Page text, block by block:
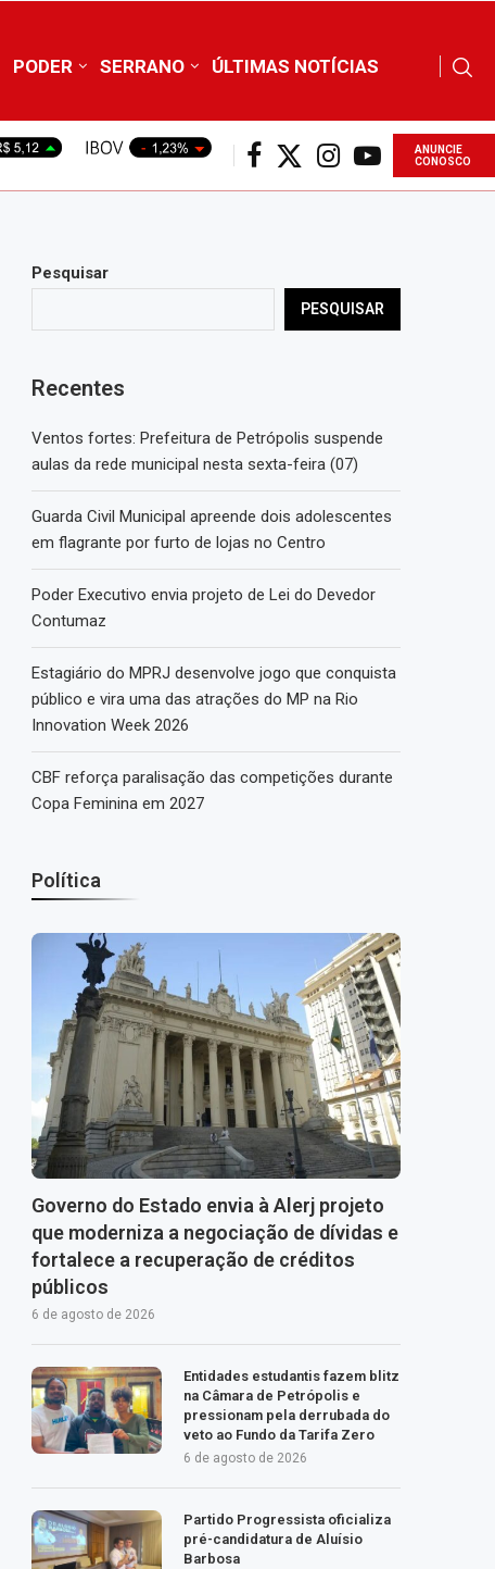
PODER SERRANO ÚLTIMAS NOTÍCIAS
ANUNCIE
CONOSCO
Pesquisar
PESQUISAR
Recentes
Ventos fortes: Prefeitura de Petrópolis suspende
aulas da rede municipal nesta sexta-feira (07)
Guarda Civil Municipal apreende dois adolescentes
em flagrante por furto de lojas no Centro
Poder Executivo envia projeto de Lei do Devedor
Contumaz
Estagiário do MPRJ desenvolve jogo que conquista
público e vira uma das atrações do MP na Rio
Innovation Week 2026
CBF reforça paralisação das competições durante
Copa Feminina em 2027
Política
Governo do Estado envia à Alerj projeto
que moderniza a negociação de dívidas e
fortalece a recuperação de créditos
públicos
6 de agosto de 2026
Entidades estudantis fazem blitz
na Câmara de Petrópolis e
pressionam pela derrubada do
veto ao Fundo da Tarifa Zero
6 de agosto de 2026
Partido Progressista oficializa
pré-candidatura de Aluísio
Barbosa